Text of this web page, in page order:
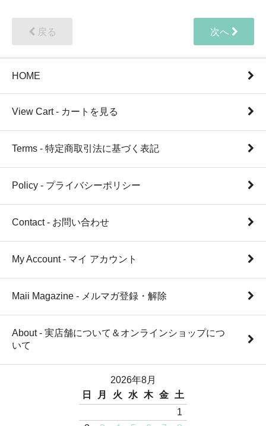
戻る 次へ
HOME
View Cart - カートを見る
Terms - 特定商取引法に基づく表記
Policy - プライバシーポリシー
Contact - お問い合わせ
My Account - マイ アカウント
Maii Magazine - メルマガ登録・解除
About - 実店舗について＆オンラインショップにつ
いて
2026年8月
日
月 火 水 木 金
土
1